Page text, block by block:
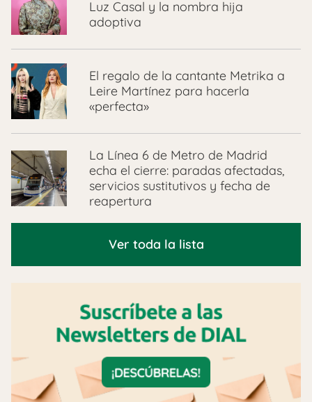
Luz Casal y la nombra hija
adoptiva
El regalo de la cantante Metrika a
Leire Martínez para hacerla
«perfecta»
La Línea 6 de Metro de Madrid
echa el cierre: paradas afectadas,
servicios sustitutivos y fecha de
reapertura
Ver toda la lista